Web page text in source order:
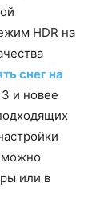
HDR на
снег на
и новее
можно
или в